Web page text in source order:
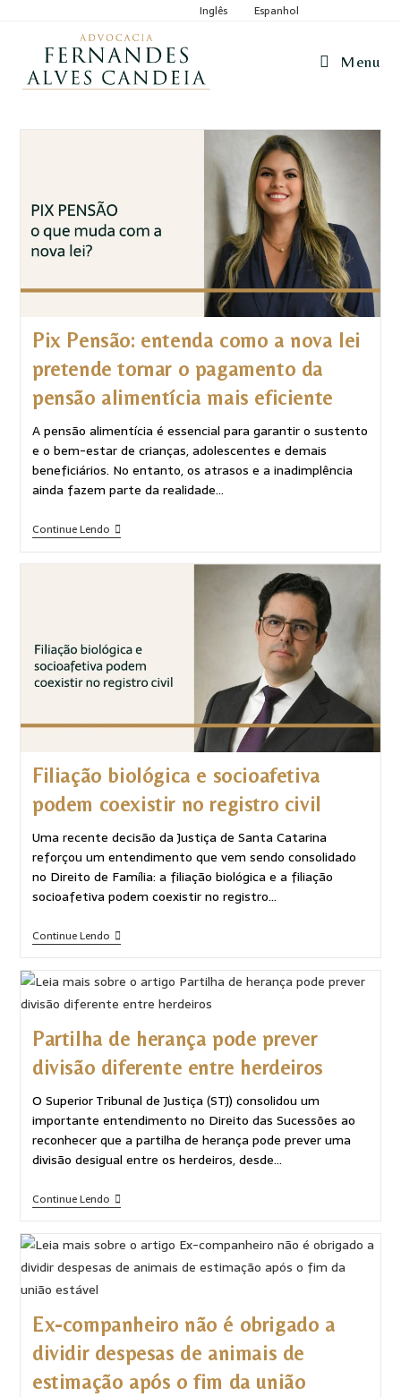
Inglês Espanhol
Menu
Pix Pensão: entenda como a nova lei
pretende tornar o pagamento da
pensão alimentícia mais eficiente
A pensão alimentícia é essencial para garantir o sustento
e o bem-estar de crianças, adolescentes e demais
beneficiários. No entanto, os atrasos e a inadimplência
ainda fazem parte da realidade…
Continue Lendo
Filiação biológica e socioafetiva
podem coexistir no registro civil
Uma recente decisão da Justiça de Santa Catarina
reforçou um entendimento que vem sendo consolidado
no Direito de Família: a filiação biológica e a filiação
socioafetiva podem coexistir no registro…
Continue Lendo
Partilha de herança pode prever
divisão diferente entre herdeiros
O Superior Tribunal de Justiça (STJ) consolidou um
importante entendimento no Direito das Sucessões ao
reconhecer que a partilha de herança pode prever uma
divisão desigual entre os herdeiros, desde…
Continue Lendo
Ex-companheiro não é obrigado a
dividir despesas de animais de
estimação após o fim da união